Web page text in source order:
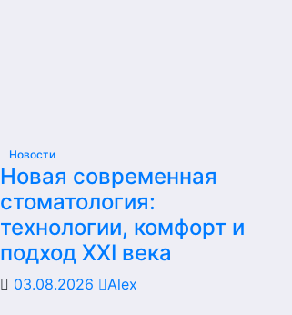
Новости
Новая современная
стоматология:
технологии, комфорт и
подход XXI века
03.08.2026 Alex